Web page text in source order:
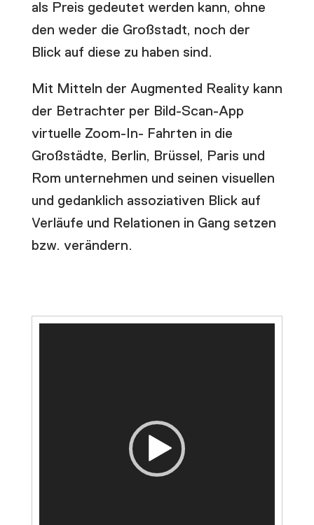
als Preis gedeutet werden kann, ohne
den weder die Großstadt, noch der
Blick auf diese zu haben sind.
Mit Mitteln der Augmented Reality kann
der Betrachter per Bild-Scan-App
virtuelle Zoom-In- Fahrten in die
Großstädte, Berlin, Brüssel, Paris und
Rom unternehmen und seinen visuellen
und gedanklich assoziativen Blick auf
Verläufe und Relationen in Gang setzen
bzw. verändern.